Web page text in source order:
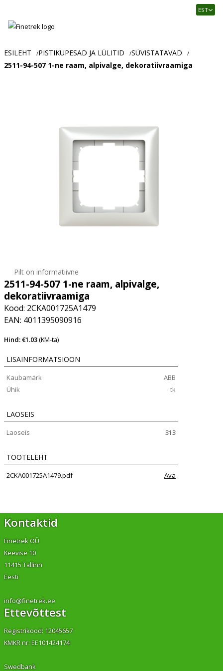
Usaldusväärne
ja
tööstusautomaatika
EST
ESILEHT /PISTIKUPESAD JA LÜLITID /SÜVISTATAVAD /
2511-94-507 1-ne raam, alpivalge, dekoratiivraamiga
Pilt on informatiivne
2511-94-507 1-ne raam, alpivalge,
dekoratiivraamiga
Kood: 2CKA001725A1479
EAN: 4011395090916
Hind: €1.03(KM-ta)
LISAINFORMATSIOON
Kaubamärk
ABB
Ühik
tk
LAOSEIS
Laoseis 313
TOOTELEHT
2CKA001725A1479.pdf Ava
Kontaktid
Finetrek OÜ
Keevise 10
11415 Tallinn
Eesti
info@finetrek.ee
Ettevõttest
Registrikood: 12045657
KMKR nr: EE101424174
Swedbank